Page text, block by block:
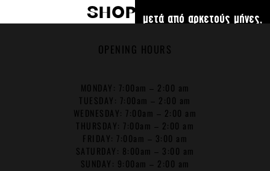
μετά από αρκετούς μήνες,
εντελώς αναλλοίωτο!
SHOP NOW
OPENING HOURS
MONDAY: 7:00am – 2:00 am
TUESDAY: 7:00am – 2:00 am
WEDNESDAY: 7:00am – 2:00 am
THURSDAY: 7:00am – 2:00 am
FRIDAY: 7:00am – 3:00 am
SATURDAY: 8:00am – 3:00 am
SUNDAY: 9:00am – 2:00 am